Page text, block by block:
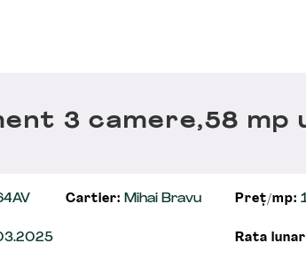
3 camere,58 mp
Cartier: Mihai Bravu Preț/mp:
Rata